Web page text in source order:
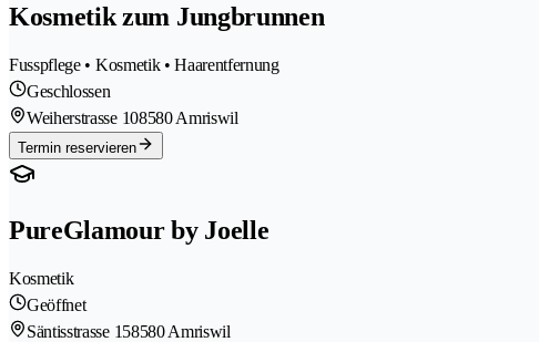
Kosmetik zum Jungbrunnen
Fusspflege • Kosmetik • Haarentfernung
Geschlossen
Weiherstrasse 108580 Amriswil
Termin reservieren
PureGlamour by Joelle
Kosmetik
Geöffnet
Säntisstrasse 158580 Amriswil